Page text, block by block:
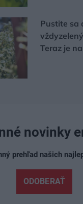
Pustite sa
Teraz je
novinky
prehľad našich
ODOBERAŤ